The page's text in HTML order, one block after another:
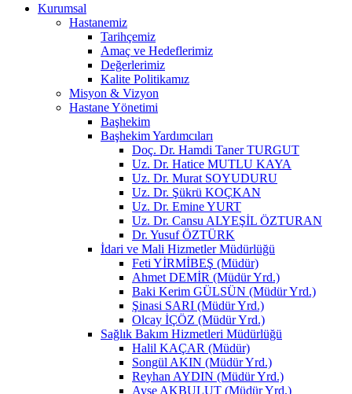
Kurumsal
Hastanemiz
Tarihçemiz
Amaç ve Hedeflerimiz
Değerlerimiz
Kalite Politikamız
Misyon & Vizyon
Hastane Yönetimi
Başhekim
Başhekim Yardımcıları
Doç. Dr. Hamdi Taner TURGUT
Uz. Dr. Hatice MUTLU KAYA
Uz. Dr. Murat SOYUDURU
Uz. Dr. Şükrü KOÇKAN
Uz. Dr. Emine YURT
Uz. Dr. Cansu ALYEŞİL ÖZTURAN
Dr. Yusuf ÖZTÜRK
İdari ve Mali Hizmetler Müdürlüğü
Feti YİRMİBEŞ (Müdür)
Ahmet DEMİR (Müdür Yrd.)
Baki Kerim GÜLSÜN (Müdür Yrd.)
Şinasi SARI (Müdür Yrd.)
Olcay İÇÖZ (Müdür Yrd.)
Sağlık Bakım Hizmetleri Müdürlüğü
Halil KAÇAR (Müdür)
Songül AKIN (Müdür Yrd.)
Reyhan AYDIN (Müdür Yrd.)
Ayşe AKBULUT (Müdür Yrd.)